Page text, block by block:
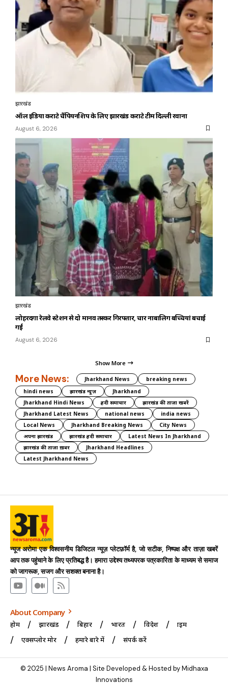
झारखंड
ऑल इंडिया कराटे चैंपियनशिप के लिए झारखंड कराटे टीम दिल्ली रवाना
August 6, 2026
झारखंड
लोहरदगा रेलवे स्टेशन से दो मानव तस्कर गिरफ्तार, चार नाबालिग बच्चियां बचाई
गईं
August 6, 2026
Show More
More News: Jharkhand News
breaking news
hindi news
झारखंड न्यूज़
Jharkhand
Jharkhand Hindi News
हिंदी समाचार
झारखंड की ताज़ा खबरें
Jharkhand Latest News
national news
india news
Local News
Jharkhand Breaking News
City News
अपना झारखंड
झारखंड हिंदी समाचार
Latest News In Jharkhand
झारखंड की ताज़ा ख़बर
Jharkhand Headlines
Latest Jharkhand News
न्यूज अरोमा एक विश्वसनीय डिजिटल न्यूज़ प्लेटफ़ॉर्म है, जो सटीक, निष्पक्ष और ताज़ा खबरें
आप तक पहुंचाने के लिए प्रतिबद्ध है। हमारा उद्देश्य तथ्यपरक पत्रकारिता के माध्यम से समाज
को जागरूक, सजग और सशक्त बनाना है।
About Company
होम झारखंड बिहार भारत विदेश
क्राइम
एक्सप्लोर मोर
हमारे बारे में संपर्क करें
© 2025 | News Aroma | Site Developed & Hosted by Midhaxa
Innovations